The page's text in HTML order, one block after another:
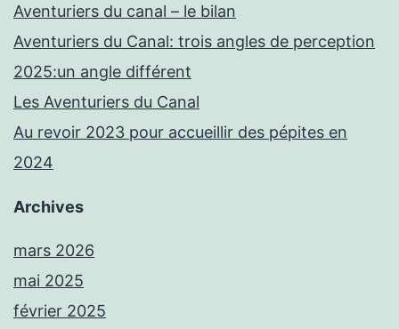
Aventuriers du canal – le bilan
Aventuriers du Canal: trois angles de perception
2025:un angle différent
Les Aventuriers du Canal
Au revoir 2023 pour accueillir des pépites en
2024
Archives
mars 2026
mai 2025
février 2025